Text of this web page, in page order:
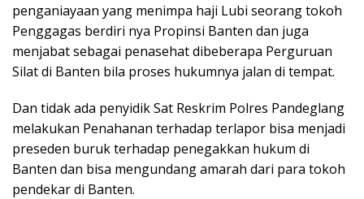
penganiayaan yang menimpa haji Lubi seorang tokoh
Penggagas berdiri nya Propinsi Banten dan juga
menjabat sebagai penasehat dibeberapa Perguruan
Silat di Banten bila proses hukumnya jalan di tempat.
Dan tidak ada penyidik Sat Reskrim Polres Pandeglang
melakukan Penahanan terhadap terlapor bisa menjadi
preseden buruk terhadap penegakkan hukum di
Banten dan bisa mengundang amarah dari para tokoh
pendekar di Banten.